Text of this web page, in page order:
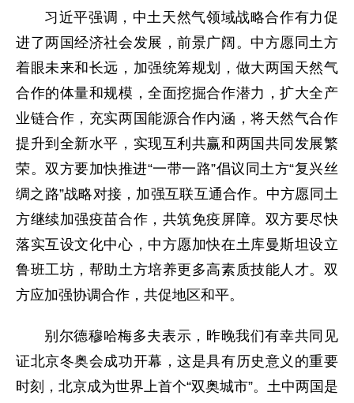
习近平强调，中土天然气领域战略合作有力促
进了两国经济社会发展，前景广阔。中方愿同土方
着眼未来和长远，加强统筹规划，做大两国天然气
合作的体量和规模，全面挖掘合作潜力，扩大全产
业链合作，充实两国能源合作内涵，将天然气合作
提升到全新水平，实现互利共赢和两国共同发展繁
荣。双方要加快推进“一带一路”倡议同土方“复兴丝
绸之路”战略对接，加强互联互通合作。中方愿同土
方继续加强疫苗合作，共筑免疫屏障。双方要尽快
落实互设文化中心，中方愿加快在土库曼斯坦设立
鲁班工坊，帮助土方培养更多高素质技能人才。双
方应加强协调合作，共促地区和平。
别尔德穆哈梅多夫表示，昨晚我们有幸共同见
证北京冬奥会成功开幕，这是具有历史意义的重要
时刻，北京成为世界上首个“双奥城市”。土中两国是